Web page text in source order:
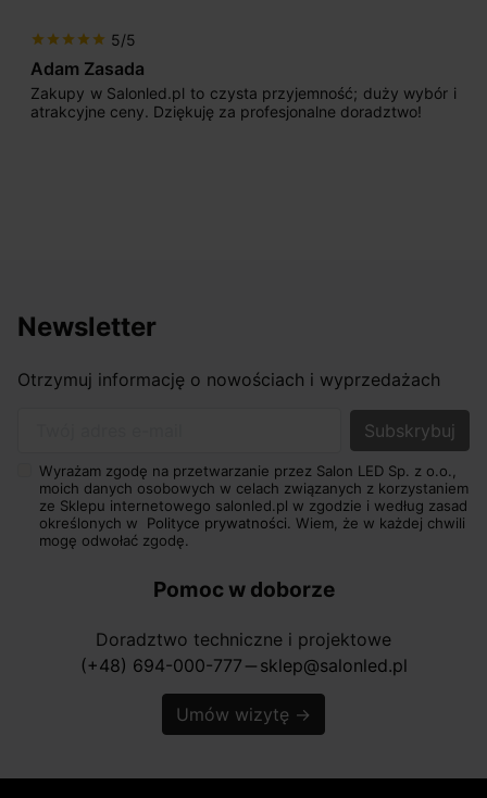
star star star star star 5/5
Adam Zasada
Zakupy w Salonled.pl to czysta przyjemność; duży wybór i
atrakcyjne ceny. Dziękuję za profesjonalne doradztwo!
Newsletter
Otrzymuj informację o nowościach i wyprzedażach
Wyrażam zgodę na przetwarzanie przez Salon LED Sp. z o.o.,
moich danych osobowych w celach związanych z korzystaniem
ze Sklepu internetowego salonled.pl w zgodzie i według zasad
określonych w Polityce prywatności. Wiem, że w każdej chwili
mogę odwołać zgodę.
Pomoc w doborze
Doradztwo techniczne i projektowe
(+48) 694-000-777 horizontal_rule sklep@salonled.pl
Umów wizytę →